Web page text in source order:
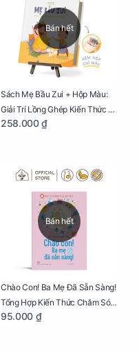
Bán hết
Sách Mẹ Bầu Zui + Hộp Màu:
Giải Trí Lồng Ghép Kiến Thức Và
Lời Khuyên Mang Thai Bổ Ích
258.000 ₫
Bán hết
Chào Con! Ba Mẹ Đã Sẵn Sàng!
Tổng Hợp Kiến Thức Chăm Sóc
Trẻ Sơ Sinh
95.000 ₫